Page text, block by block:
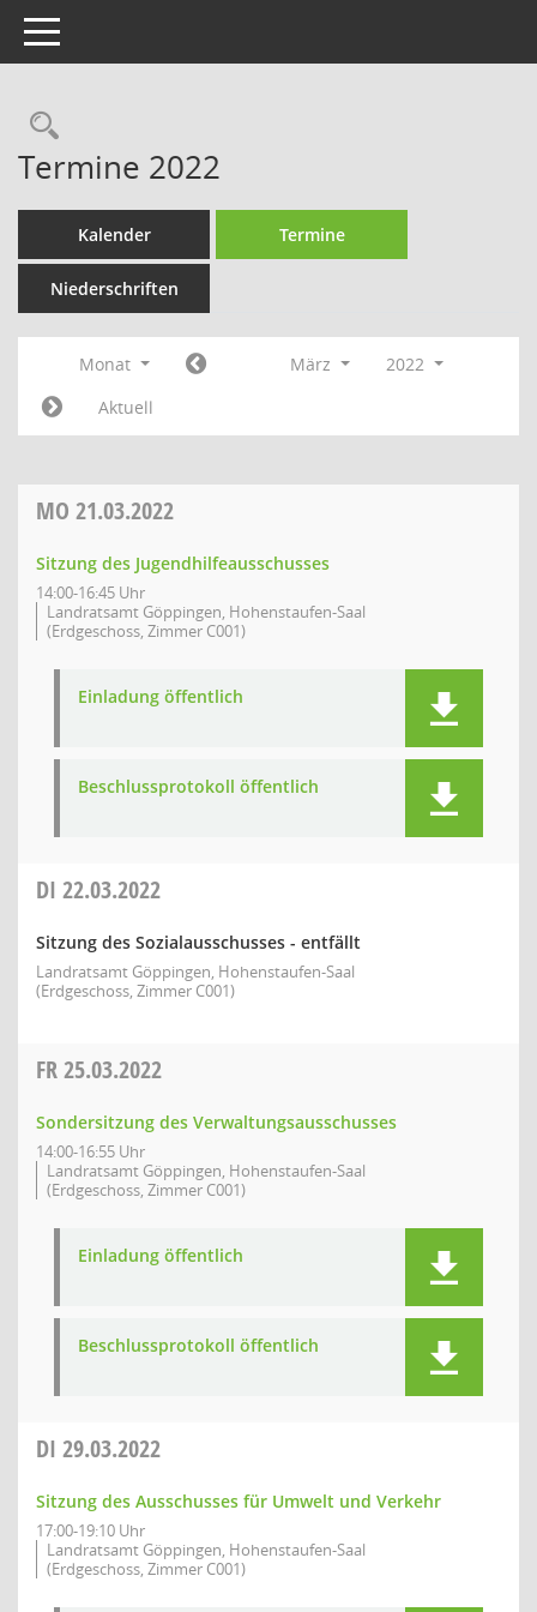
Toggle navigation
Rechercheauswahl
Termine 2022
Kalender Termine
Niederschriften
Monat März
2022
Aktuell
MO 21.03.2022
Sitzung des Jugendhilfeausschusses
14:00-16:45 Uhr
Landratsamt Göppingen, Hohenstaufen-Saal
(Erdgeschoss, Zimmer C001)
Einladung öffentlich
Beschlussprotokoll öffentlich
DI 22.03.2022
Sitzung des Sozialausschusses - entfällt
Landratsamt Göppingen, Hohenstaufen-Saal
(Erdgeschoss, Zimmer C001)
FR25.03.2022
Sondersitzung des Verwaltungsausschusses
14:00-16:55 Uhr
Landratsamt Göppingen, Hohenstaufen-Saal
(Erdgeschoss, Zimmer C001)
Einladung öffentlich
Beschlussprotokoll öffentlich
DI 29.03.2022
Sitzung des Ausschusses für Umwelt und Verkehr
17:00-19:10 Uhr
Landratsamt Göppingen, Hohenstaufen-Saal
(Erdgeschoss, Zimmer C001)